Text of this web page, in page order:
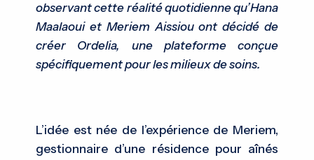
observant cette réalité quotidienne qu’Hana
Maalaoui et Meriem Aissiou ont décidé de
créer Ordelia, une plateforme conçue
spécifiquement pour les milieux de soins.
L’idée est née de l’expérience de Meriem,
gestionnaire d’une résidence pour aînés